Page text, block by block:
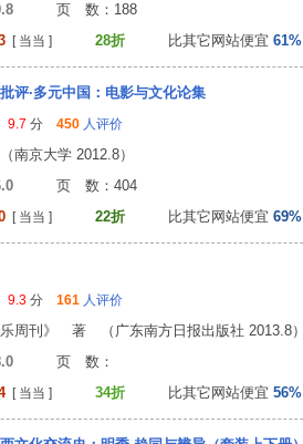
页 数：188
[ 当当 ] 28折 比其它网站便宜 61%
评·多元中国：电影与文化论集
9.7 分 450 人评价
京大学 2012.8）
页 数：404
[ 当当 ] 22折 比其它网站便宜 69%
9.3 分 161 人评价
周刊》 著 （广东南方日报出版社 2013.8）
页 数：
[ 当当 ] 34折 比其它网站便宜 56%